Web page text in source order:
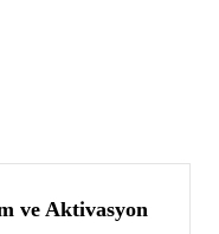
ve Aktivasyon